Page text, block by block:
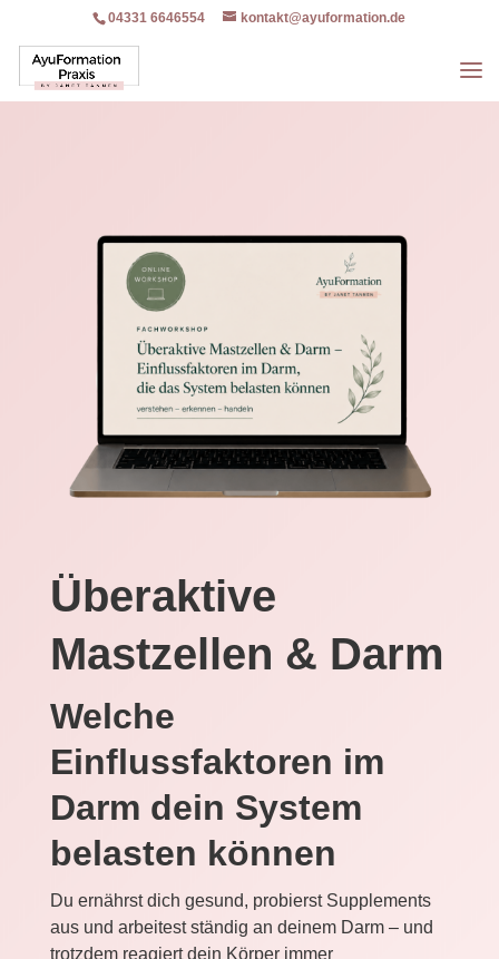
04331 6646554 kontakt@ayuformation.de
Überaktive
Mastzellen & Darm
Welche
Einflussfaktoren im
Darm dein System
belasten können
Du ernährst dich gesund, probierst Supplements
aus und arbeitest ständig an deinem Darm – und
trotzdem reagiert dein Körper immer